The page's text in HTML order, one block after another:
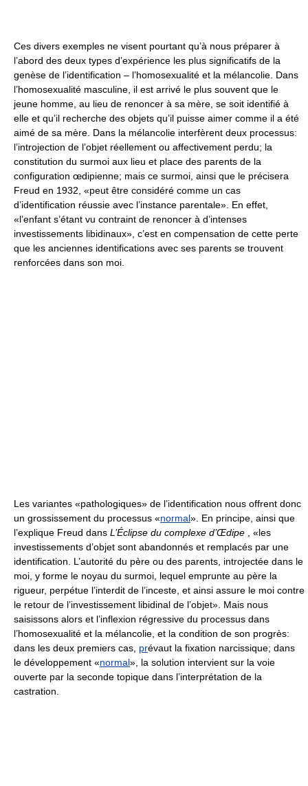
Ces divers exemples ne visent pourtant qu’à nous préparer à
l’abord des deux types d’expérience les plus significatifs de la
genèse de l’identification – l’homosexualité et la mélancolie. Dans
l’homosexualité masculine, il est arrivé le plus souvent que le
jeune homme, au lieu de renoncer à sa mère, se soit identifié à
elle et qu’il recherche des objets qu’il puisse aimer comme il a été
aimé de sa mère. Dans la mélancolie interfèrent deux processus:
l’introjection de l’objet réellement ou affectivement perdu; la
constitution du surmoi aux lieu et place des parents de la
configuration œdipienne; mais ce surmoi, ainsi que le précisera
Freud en 1932, «peut être considéré comme un cas
d’identification réussie avec l’instance parentale». En effet,
«l’enfant s’étant vu contraint de renoncer à d’intenses
investissements libidinaux», c’est en compensation de cette perte
que les anciennes identifications avec ses parents se trouvent
renforcées dans son moi.
Les variantes «pathologiques» de l’identification nous offrent donc
un grossissement du processus «normal». En principe, ainsi que
l’explique Freud dans L’Éclipse du complexe d’Œdipe , «les
investissements d’objet sont abandonnés et remplacés par une
identification. L’autorité du père ou des parents, introjectée dans le
moi, y forme le noyau du surmoi, lequel emprunte au père la
rigueur, perpétue l’interdit de l’inceste, et ainsi assure le moi contre
le retour de l’investissement libidinal de l’objet». Mais nous
saisissons alors et l’inflexion régressive du processus dans
l’homosexualité et la mélancolie, et la condition de son progrès:
dans les deux premiers cas, prévaut la fixation narcissique; dans
le développement «normal», la solution intervient sur la voie
ouverte par la seconde topique dans l’interprétation de la
castration.